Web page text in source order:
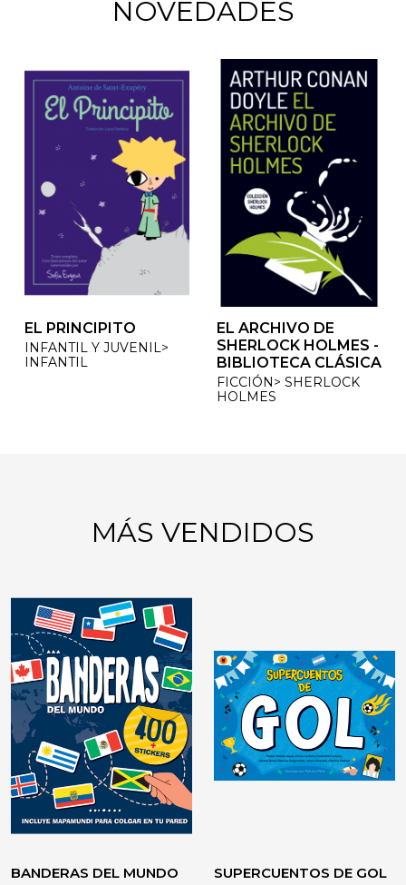
NOVEDADES
EL PRINCIPITO
INFANTIL Y JUVENIL>
INFANTIL
EL ARCHIVO DE
SHERLOCK HOLMES -
BIBLIOTECA CLÁSICA
FICCIÓN> SHERLOCK
HOLMES
EL ARCHIVO DE
SHERLOCK HOLMES -
BIBLIOTECA CLÁSICA
FICCIÓN> SHERLOCK
HOLMES
GIMNASIA MENTAL:
JUEGOS DE LÓGICA
DIDÁCTICAS
MÁS VENDIDOS
BANDERAS DEL MUNDO SUPERCUENTOS DE GOL